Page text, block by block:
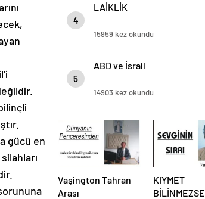
gücü en
4
LAİKLİK
15959 kez okundu
5
ABD ve İsrail
14903 kez okundu
Vaşington Tahran
Arası
KIYMET
BİLİNMEZSE